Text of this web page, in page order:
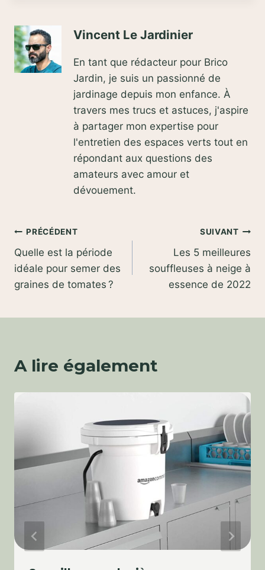
Vincent Le Jardinier
En tant que rédacteur pour Brico
Jardin, je suis un passionné de
jardinage depuis mon enfance. À
travers mes trucs et astuces, j'aspire
à partager mon expertise pour
l'entretien des espaces verts tout en
répondant aux questions des
amateurs avec amour et
dévouement.
Navigation
de
l’article
PRÉCÉDENT
Quelle est la période
idéale pour semer des
graines de tomates ?
SUIVANT
Les 5 meilleures
souffleuses à neige à
essence de 2022
A lire également